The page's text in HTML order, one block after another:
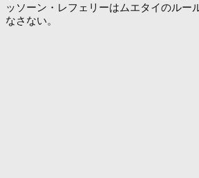
ッソーン・レフェリーはムエタイのルー
なさない。